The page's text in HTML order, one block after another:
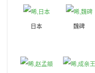
日本 魏碑